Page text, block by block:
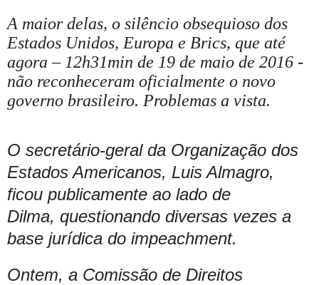
A maior delas, o silêncio obsequioso dos
Estados Unidos, Europa e Brics, que até
agora – 12h31min de 19 de maio de 2016 -
não reconheceram oficialmente o novo
governo brasileiro. Problemas a vista.
O secretário-geral da Organização dos
Estados Americanos, Luis Almagro,
ficou publicamente ao lado de
Dilma, questionando diversas vezes a
base jurídica do impeachment.
Ontem, a Comissão de Direitos